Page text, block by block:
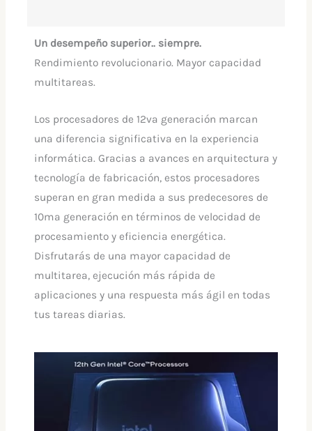
Un desempeño superior.. siempre.
Rendimiento revolucionario. Mayor capacidad
multitareas.
Los procesadores de 12va generación marcan
una diferencia significativa en la experiencia
informática. Gracias a avances en arquitectura y
tecnología de fabricación, estos procesadores
superan en gran medida a sus predecesores de
10ma generación en términos de velocidad de
procesamiento y eficiencia energética.
Disfrutarás de una mayor capacidad de
multitarea, ejecución más rápida de
aplicaciones y una respuesta más ágil en todas
tus tareas diarias.